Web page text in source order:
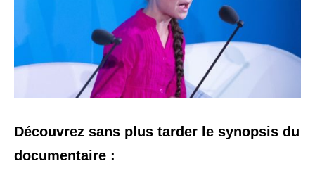
Découvrez sans plus tarder le synopsis du
documentaire :